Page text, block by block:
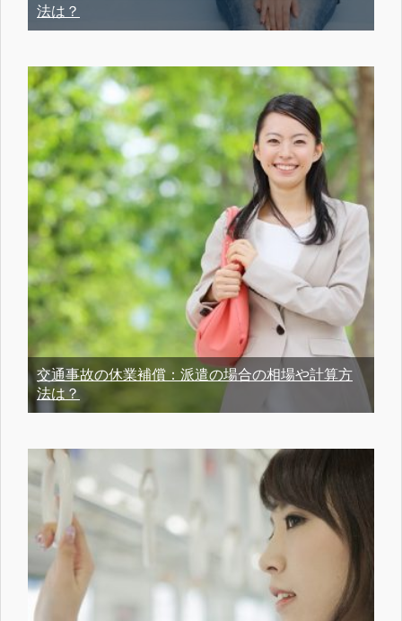
法は？
交通事故の休業補償：派遣の場合の相場や計算方
法は？